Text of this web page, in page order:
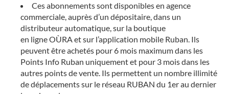
Ces abonnements sont disponibles en agence
commerciale, auprès d’un dépositaire, dans un
distributeur automatique, sur la boutique
en ligne OÙRA et sur l’application mobile Ruban. Ils
peuvent être achetés pour 6 mois maximum dans les
Points Info Ruban uniquement et pour 3 mois dans les
autres points de vente. Ils permettent un nombre illimité
de déplacements sur le réseau RUBAN du 1er au dernier